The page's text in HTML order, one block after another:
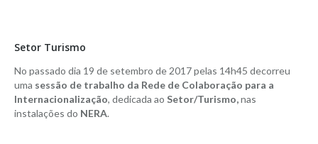
Setor Turismo
No passado dia 19 de setembro de 2017 pelas 14h45 decorreu
uma sessão de trabalho da Rede de Colaboração para a
Internacionalização, dedicada ao Setor/Turismo,nas
instalações do NERA.